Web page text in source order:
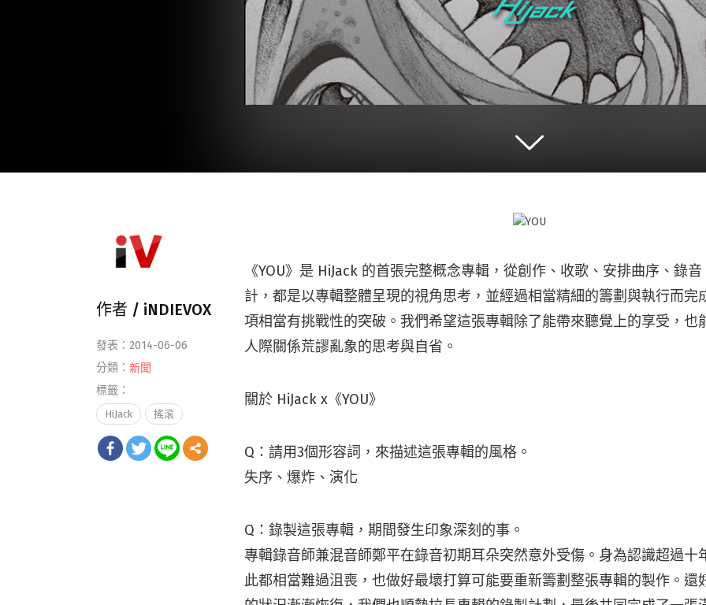
《YOU》是 HiJack 的首張完整概念專輯，從創作、收歌、安排曲序、錄
計，都是以專輯整體呈現的視角思考，並經過相當精細的籌劃與執行而完
項相當有挑戰性的突破。我們希望這張專輯除了能帶來聽覺上的享受，也
人際關係荒謬亂象的思考與自省。
關於 HiJack x《YOU》
Q：請用3個形容詞，來描述這張專輯的風格。
失序、爆炸、演化
Q：錄製這張專輯，期間發生印象深刻的事。
專輯錄音師兼混音師鄭平在錄音初期耳朵突然意外受傷。身為認識超過十
此都相當難過沮喪，也做好最壞打算可能要重新籌劃整張專輯的製作。還
作者 / iNDIEVOX
發表：2014-06-06
分類： 新聞
標籤：
HiJack 搖滾